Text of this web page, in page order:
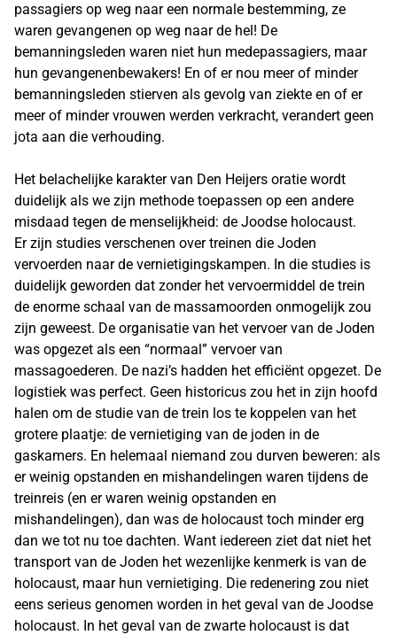
passagiers op weg naar een normale bestemming, ze
waren gevangenen op weg naar de hel! De
bemanningsleden waren niet hun medepassagiers, maar
hun gevangenenbewakers! En of er nou meer of minder
bemanningsleden stierven als gevolg van ziekte en of er
meer of minder vrouwen werden verkracht, verandert geen
jota aan die verhouding.
Het belachelijke karakter van Den Heijers oratie wordt
duidelijk als we zijn methode toepassen op een andere
misdaad tegen de menselijkheid: de Joodse holocaust.
Er zijn studies verschenen over treinen die Joden
vervoerden naar de vernietigingskampen. In die studies is
duidelijk geworden dat zonder het vervoermiddel de trein
de enorme schaal van de massamoorden onmogelijk zou
zijn geweest. De organisatie van het vervoer van de Joden
was opgezet als een “normaal” vervoer van
massagoederen. De nazi’s hadden het efficiënt opgezet. De
logistiek was perfect. Geen historicus zou het in zijn hoofd
halen om de studie van de trein los te koppelen van het
grotere plaatje: de vernietiging van de joden in de
gaskamers. En helemaal niemand zou durven beweren: als
er weinig opstanden en mishandelingen waren tijdens de
treinreis (en er waren weinig opstanden en
mishandelingen), dan was de holocaust toch minder erg
dan we tot nu toe dachten. Want iedereen ziet dat niet het
transport van de Joden het wezenlijke kenmerk is van de
holocaust, maar hun vernietiging. Die redenering zou niet
eens serieus genomen worden in het geval van de Joodse
holocaust. In het geval van de zwarte holocaust is dat